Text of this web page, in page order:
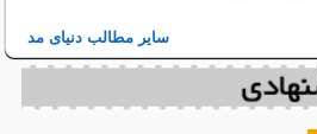
سایر مطالب دنیای مد